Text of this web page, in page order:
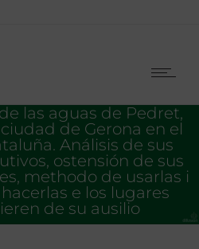
las aguas de Pedret,
de Gerona en el
Análisis de sus
ostensión de sus
methodo de usarlas i
e los lugares
de su ausilio